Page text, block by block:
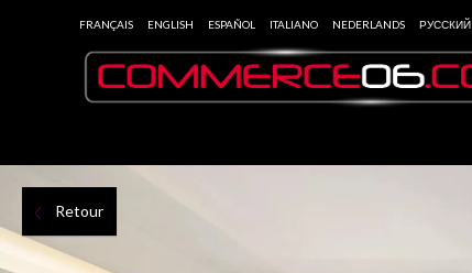
FRANÇAIS ENGLISH ESPAÑOL ITALIANO NEDERLANDS РУССКИЙ
Retour